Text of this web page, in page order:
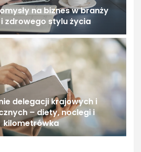
na biznes w branży
zdrowego stylu życia
delegacji krajowych i
– diety, noclegi i
kilometrówka